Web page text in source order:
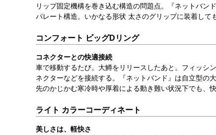
リップ固定機構を巻き込む構造の問題点。『ネットバン
パレート構造。いかなる形状 太さのグリップに装着して
コンフォート ビッグDリング
コネクターとの快適接続
車で移動するたび。大鱒をリリースしたあと。フィッシ
ネクターなどを接続する。『ネットバンド』は自立型の
先のかじかむ寒冷時や厚着による動き難い状況下でも、
ライト カラーコーディネート
美しさは、軽快さ